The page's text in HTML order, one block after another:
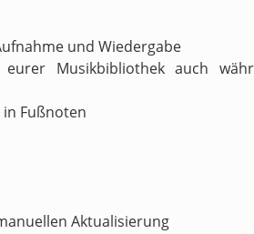
und Wiedergabe
Musikbibliothek auch
Fußnoten
Aktualisierung